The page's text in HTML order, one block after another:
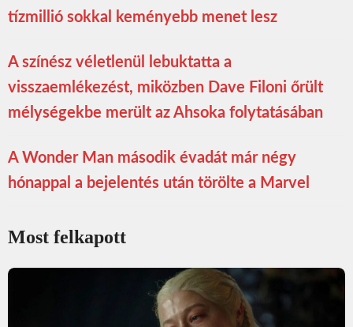
tízmillió sokkal keményebb menet lesz
A színész véletlenül lebuktatta a
visszaemlékezést, miközben Dave Filoni őrült
mélységekbe merült az Ahsoka folytatásában
A Wonder Man második évadát már négy
hónappal a bejelentés után törölte a Marvel
Most felkapott